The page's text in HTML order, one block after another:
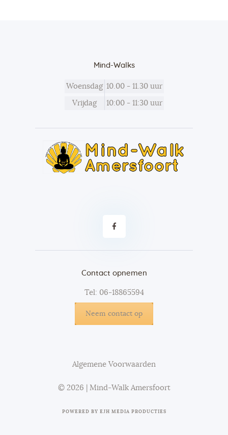
Mind-Walks
Woensdag 10.00 - 11.30 uur
Vrijdag 10:00 - 11:30 uur
Contact opnemen
Tel: 06-18865594
Neem contact op
Algemene Voorwaarden
© 2026 | Mind-Walk Amersfoort
POWERED BY EJH MEDIA PRODUCTIES